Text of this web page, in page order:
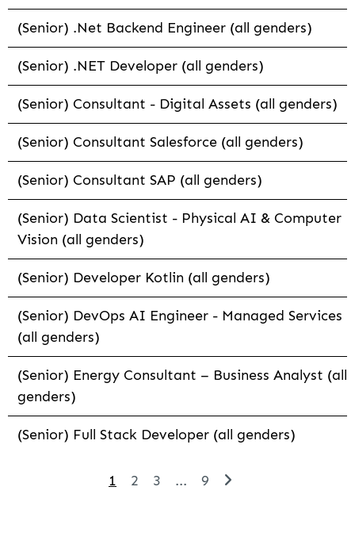
(Senior) .Net Backend Engineer (all genders)
(Senior) .NET Developer (all genders)
(Senior) Consultant - Digital Assets (all genders)
(Senior) Consultant Salesforce (all genders)
(Senior) Consultant SAP (all genders)
(Senior) Data Scientist - Physical AI & Computer
Vision (all genders)
(Senior) Developer Kotlin (all genders)
(Senior) DevOps AI Engineer - Managed Services
(all genders)
(Senior) Energy Consultant – Business Analyst (all
genders)
(Senior) Full Stack Developer (all genders)
1 2 3 ... 9